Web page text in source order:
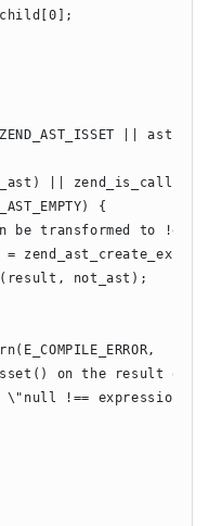
|| ast-
||
{
be transformed to !expr
=
not_ast);
on the result of
!== expression\"